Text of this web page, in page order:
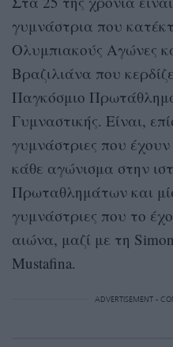
γυμνάστρια που
Ολυμπιακούς Αγώνες
Βραζιλιάνα που
Παγκόσμιο
Γυμναστικής. Είναι,
γυμνάστριες που
κάθε αγώνισμα στην
Πρωταθλημάτων και
γυμνάστριες που το
αιώνα, μαζί με τη
Mustafina.
ADVERTISEMENT -